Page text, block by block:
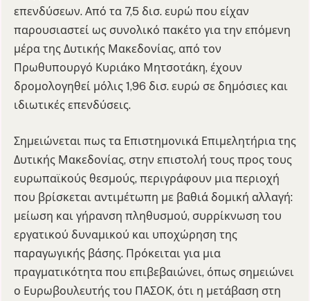
επενδύσεων. Από τα 7,5 δισ. ευρώ που είχαν
παρουσιαστεί ως συνολικό πακέτο για την επόμενη
μέρα της Δυτικής Μακεδονίας, από τον
Πρωθυπουργό Κυριάκο Μητσοτάκη, έχουν
δρομολογηθεί μόλις 1,96 δισ. ευρώ σε δημόσιες και
ιδιωτικές επενδύσεις.
Σημειώνεται πως τα Επιστημονικά Επιμελητήρια της
Δυτικής Μακεδονίας, στην επιστολή τους προς τους
ευρωπαϊκούς θεσμούς, περιγράφουν μια περιοχή
που βρίσκεται αντιμέτωπη με βαθιά δομική αλλαγή:
μείωση και γήρανση πληθυσμού, συρρίκνωση του
εργατικού δυναμικού και υποχώρηση της
παραγωγικής βάσης. Πρόκειται για μια
πραγματικότητα που επιβεβαιώνει, όπως σημειώνει
ο Ευρωβουλευτής του ΠΑΣΟΚ, ότι η μετάβαση στη